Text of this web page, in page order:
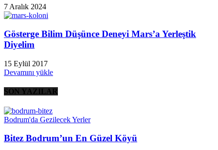
7 Aralık 2024
Gösterge Bilim Düşünce Deneyi Mars’a Yerleştik
Diyelim
15 Eylül 2017
Devamını yükle
SON YAZILAR
Bodrum'da Gezilecek Yerler
Bitez Bodrum’un En Güzel Köyü